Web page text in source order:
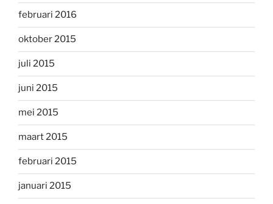
februari 2016
oktober 2015
juli 2015
juni 2015
mei 2015
maart 2015
februari 2015
januari 2015